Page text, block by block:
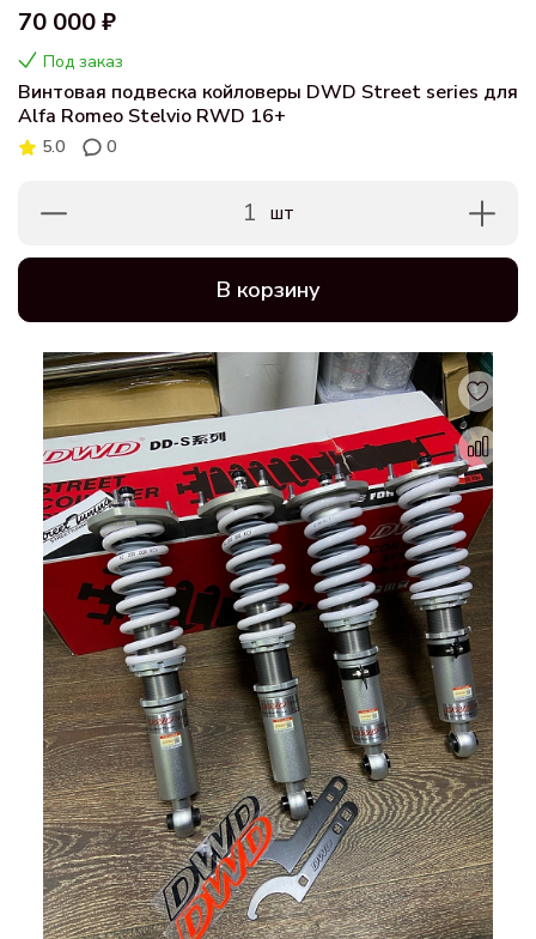
70 000 ₽
Под заказ
Винтовая подвеска койловеры DWD Street series для
Alfa Romeo Stelvio RWD 16+
5.0 0
1 шт
В корзину